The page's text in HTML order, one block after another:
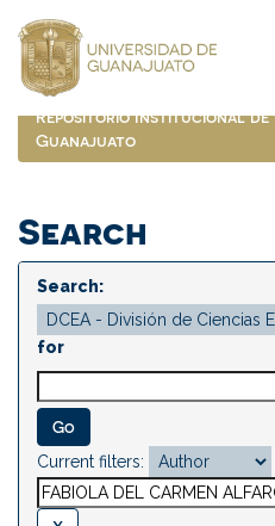
navigation
Repositorio Institucional de
Guanajuato
Search
Search:
for
Current filters: